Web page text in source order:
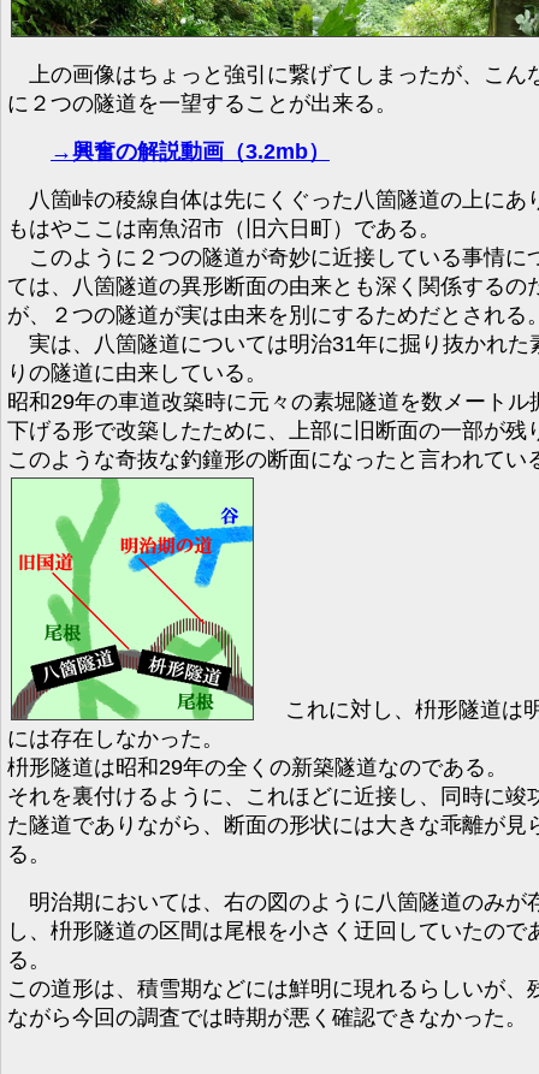
上の画像はちょっと強引に繋げてしまったが、こん
に２つの隧道を一望することが出来る。
→興奮の解説動画（3.2mb）
八箇峠の稜線自体は先にくぐった八箇隧道の上にあ
もはやここは南魚沼市（旧六日町）である。
このように２つの隧道が奇妙に近接している事情に
ては、八箇隧道の異形断面の由来とも深く関係するの
が、２つの隧道が実は由来を別にするためだとされる
実は、八箇隧道については明治31年に掘り抜かれた
りの隧道に由来している。
昭和29年の車道改築時に元々の素堀隧道を数メートル
下げる形で改築したために、上部に旧断面の一部が残
このような奇抜な釣鐘形の断面になったと言われてい
これに対し、枡形隧道は
には存在しなかった。
枡形隧道は昭和29年の全くの新築隧道なのである。
それを裏付けるように、これほどに近接し、同時に竣
た隧道でありながら、断面の形状には大きな乖離が見
る。
明治期においては、右の図のように八箇隧道のみが
し、枡形隧道の区間は尾根を小さく迂回していたので
る。
この道形は、積雪期などには鮮明に現れるらしいが、
ながら今回の調査では時期が悪く確認できなかった。